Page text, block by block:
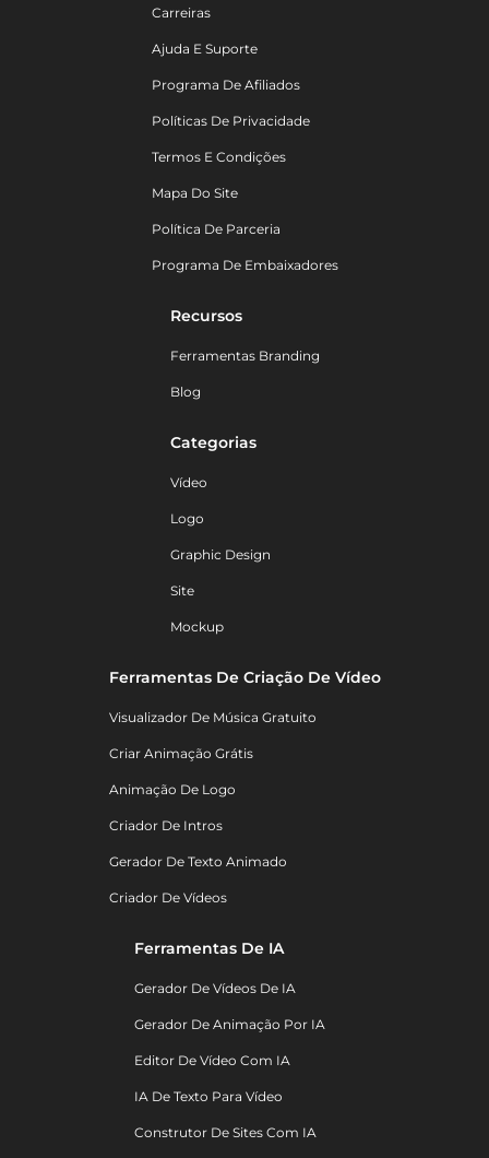
Carreiras
Ajuda E Suporte
Programa De Afiliados
Políticas De Privacidade
Termos E Condições
Mapa Do Site
Política De Parceria
Programa De Embaixadores
Recursos
Ferramentas Branding
Blog
Categorias
Vídeo
Logo
Graphic Design
Site
Mockup
Ferramentas De Criação De Vídeo
Visualizador De Música Gratuito
Criar Animação Grátis
Animação De Logo
Criador De Intros
Gerador De Texto Animado
Criador De Vídeos
Ferramentas De IA
Gerador De Vídeos De IA
Gerador De Animação Por IA
Editor De Vídeo Com IA
IA De Texto Para Vídeo
Construtor De Sites Com IA